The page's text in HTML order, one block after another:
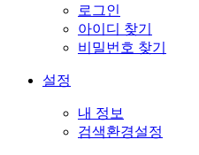
로그인
아이디 찾기
비밀번호 찾기
설정
내 정보
검색환경설정